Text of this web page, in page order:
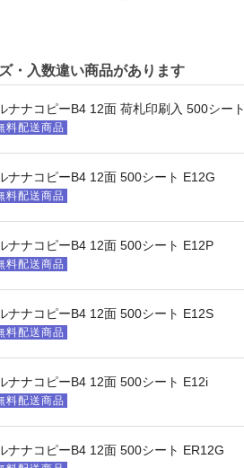
・入数違い商品があります
ナナコピーB4 12面 荷札印刷入 500シート
料配送商品
ナナコピーB4 12面 500シート E12G
料配送商品
ナナコピーB4 12面 500シート E12P
料配送商品
ナナコピーB4 12面 500シート E12S
料配送商品
ナナコピーB4 12面 500シート E12i
料配送商品
ナナコピーB4 12面 500シート ER12G